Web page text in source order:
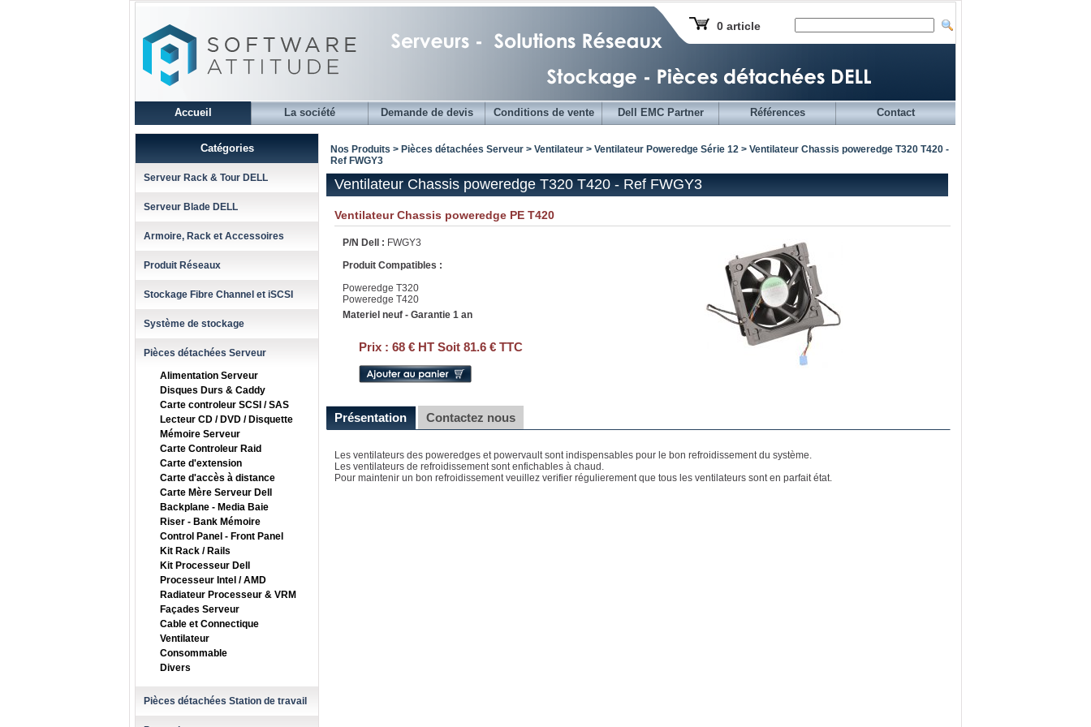
0 article
Accueil La société Demande de devis Conditions de vente Dell EMC Partner Références Contact
Catégories
Serveur Rack & Tour DELL
Serveur Blade DELL
Armoire, Rack et Accessoires
Produit Réseaux
Stockage Fibre Channel et iSCSI
Système de stockage
Pièces détachées Serveur
Alimentation Serveur
Disques Durs & Caddy
Carte controleur SCSI / SAS
Lecteur CD / DVD / Disquette
Mémoire Serveur
Carte Controleur Raid
Carte d'extension
Carte d'accès à distance
Carte Mère Serveur Dell
Backplane - Media Baie
Riser - Bank Mémoire
Control Panel - Front Panel
Kit Rack / Rails
Kit Processeur Dell
Processeur Intel / AMD
Radiateur Processeur & VRM
Façades Serveur
Cable et Connectique
Ventilateur
Consommable
Divers
Pièces détachées Station de travail
Nos Produits > Pièces détachées Serveur > Ventilateur > Ventilateur Poweredge Série 12 > Ventilateur Chassis poweredge T320 T420 -
Ref FWGY3
Ventilateur Chassis poweredge T320 T420 - Ref FWGY3
Ventilateur Chassis poweredge PE T420
P/N Dell : FWGY3
Produit Compatibles :
Poweredge T320
Poweredge T420
Materiel neuf - Garantie 1 an
Prix : 68 € HT Soit 81.6 € TTC
Présentation Contactez nous
Les ventilateurs des poweredges et powervault sont indispensables pour le bon refroidissement du système.
Les ventilateurs de refroidissement sont enfichables à chaud.
Pour maintenir un bon refroidissement veuillez verifier régulierement que tous les ventilateurs sont en parfait état.